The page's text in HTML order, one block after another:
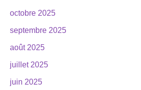
octobre 2025
septembre 2025
août 2025
juillet 2025
juin 2025